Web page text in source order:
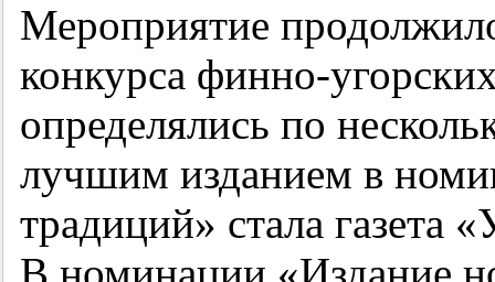
Мероприятие
конкурса финно-
определялись по
лучшим изданием в
традиций» стала газета